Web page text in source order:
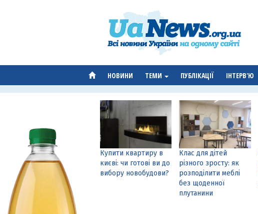
НОВИНИ ТЕМИ ПУБЛІКАЦІЇ ІНТЕРВ'Ю
Купити квартиру в
києві: чи готові ви до
вибору новобудови?
Клас для дітей
різного зросту: як
розподілити меблі
без щоденної
плутанини